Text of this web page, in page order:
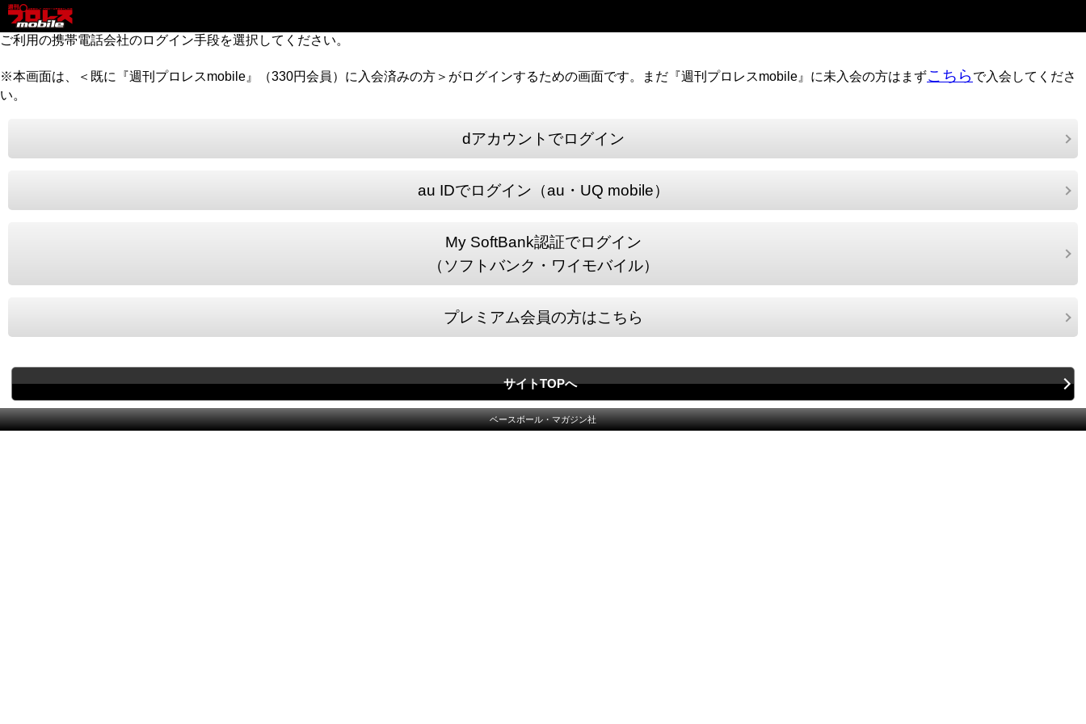
ご利用の携帯電話会社のログイン手段を選択してください。
※本画面は、＜既に『週刊プロレスmobile』（330円会員）に入会済みの方＞がログインするための画面です。まだ『週刊プロレスmobile』に未入会の方はまずこちら で入会してくださ
い。
dアカウントでログイン
au IDでログイン（au・UQ mobile）
My SoftBank認証でログイン
（ソフトバンク・ワイモバイル）
プレミアム会員の方はこちら
サイトTOPへ
ベースボール・マガジン社